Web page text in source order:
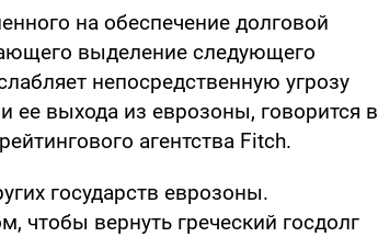
на обеспечение долговой
выделение следующего
непосредственную угрозу
ее выхода из еврозоны, говорится в
агентства Fitch.
государств еврозоны.
чтобы вернуть греческий госдолг